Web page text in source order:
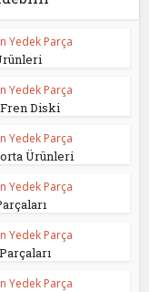
Yedek Parça
Yedek Parça
Fren Diski
Yedek Parça
Ürünleri
Yedek Parça
Yedek Parça
Yedek Parça